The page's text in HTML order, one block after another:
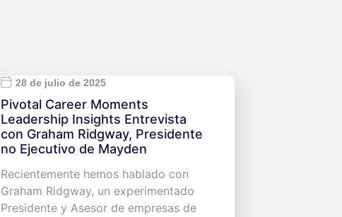
28 de julio de 2025
Pivotal Career Moments
Leadership Insights Entrevista
con Graham Ridgway, Presidente
no Ejecutivo de Mayden
Recientemente hemos hablado con
Graham Ridgway, un experimentado
Presidente y Asesor de empresas de